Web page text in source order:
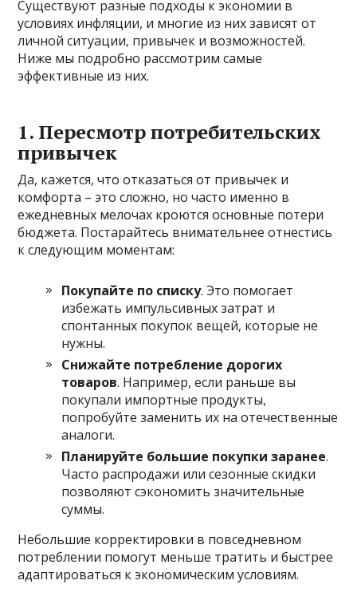
Существуют разные подходы к экономии в
условиях инфляции, и многие из них зависят от
личной ситуации, привычек и возможностей.
Ниже мы подробно рассмотрим самые
эффективные из них.
1. Пересмотр потребительских
привычек
Да, кажется, что отказаться от привычек и
комфорта – это сложно, но часто именно в
ежедневных мелочах кроются основные потери
бюджета. Постарайтесь внимательнее отнестись
к следующим моментам:
Покупайте по списку. Это помогает
избежать импульсивных затрат и
спонтанных покупок вещей, которые не
нужны.
Снижайте потребление дорогих
товаров. Например, если раньше вы
покупали импортные продукты,
попробуйте заменить их на отечественные
аналоги.
Планируйте большие покупки заранее.
Часто распродажи или сезонные скидки
позволяют сэкономить значительные
суммы.
Небольшие корректировки в повседневном
потреблении помогут меньше тратить и быстрее
адаптироваться к экономическим условиям.